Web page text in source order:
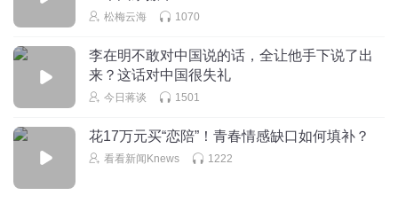
松梅云海 1070
李在明不敢对中国说的话，全让他手下说了出
来？这话对中国很失礼
今日蒋谈 1501
花17万元买“恋陪”！青春情感缺口如何填补？
看看新闻Knews 1222